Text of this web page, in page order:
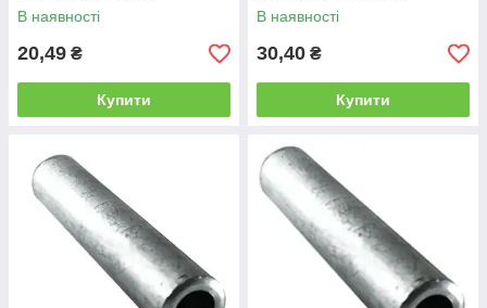
В наявності
20,49 ₴
Купити
В наявності
30,40 ₴
Купити